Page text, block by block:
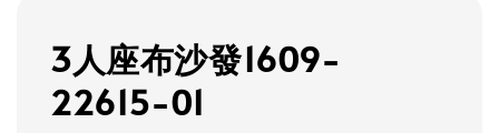
3人座布沙發1609-
22615-01